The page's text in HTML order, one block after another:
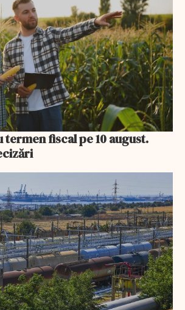
fiscal pe 10 august.